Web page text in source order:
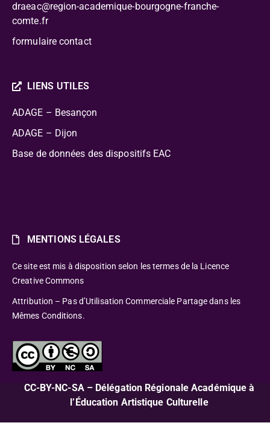
draeac@region-academique-bourgogne-franche-
comte.fr
formulaire contact
LIENS UTILES
ADAGE – Besançon
ADAGE – Dijon
Base de données des dispositifs EAC
MENTIONS LÉGALES
Ce site est mis à disposition selon les termes de la Licence
Creative Commons
Attribution – Pas d’Utilisation Commerciale Partage dans les
Mêmes Conditions.
CC-BY-NC-SA – Délégation Régionale Académique à
l’Éducation Artistique Culturelle